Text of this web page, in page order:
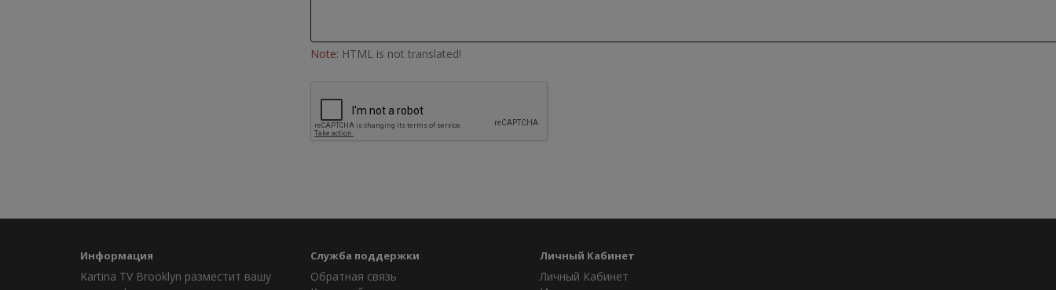
Note: HTML is not translated!
Информация
Kartina TV Brooklyn разместит вашу
Служба поддержки
Обратная связь
Личный Кабинет
Личный Кабинет